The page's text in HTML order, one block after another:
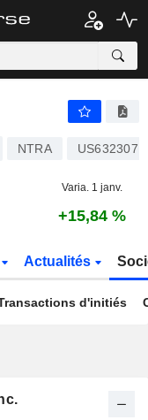
NTRA
Varia. 1 janv.
+15,84 %
Actualités
d'initiés